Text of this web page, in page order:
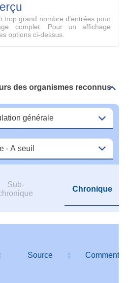
trop grand nombre d'entrées pour
complet. Pour un affichage
options ci-dessus.
des organismes reconnus
Sub-
Chronique
Source